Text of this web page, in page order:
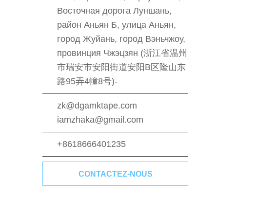
Восточная дорога Луншань,
район Аньян Б, улица Аньян,
город Жуйань, город Вэньчжоу,
провинция Чжэцзян (浙江省温州
市瑞安市安阳街道安阳B区隆山东
路95弄4幢8号)-
zk@dgamktape.com
iamzhaka@gmail.com
+8618666401235
CONTACTEZ-NOUS